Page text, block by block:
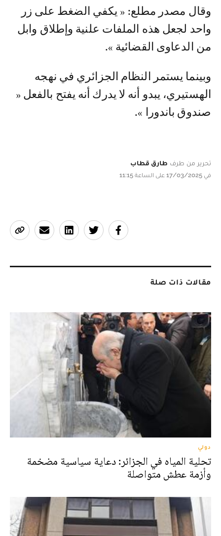
وقال مصدر مطلع: « يكفي الضغط على زر
واحد لجعل هذه الملفات علنية وإطلاق وابل
من الدعاوى القضائية ».
وبينما يستمر النظام الجزائري في نهجه
الهستيري، يبدو أنه لا يدرك أنه يفتح بالفعل «
صندوق باندورا ».
تحرير من طرف طارق قطاب
في 17/03/2025 على الساعة 11:15
مقالات ذات صلة
دولي
تحلية المياه في الجزائر: دعاية سياسية مضخمة
وأزمة عطش متواصلة